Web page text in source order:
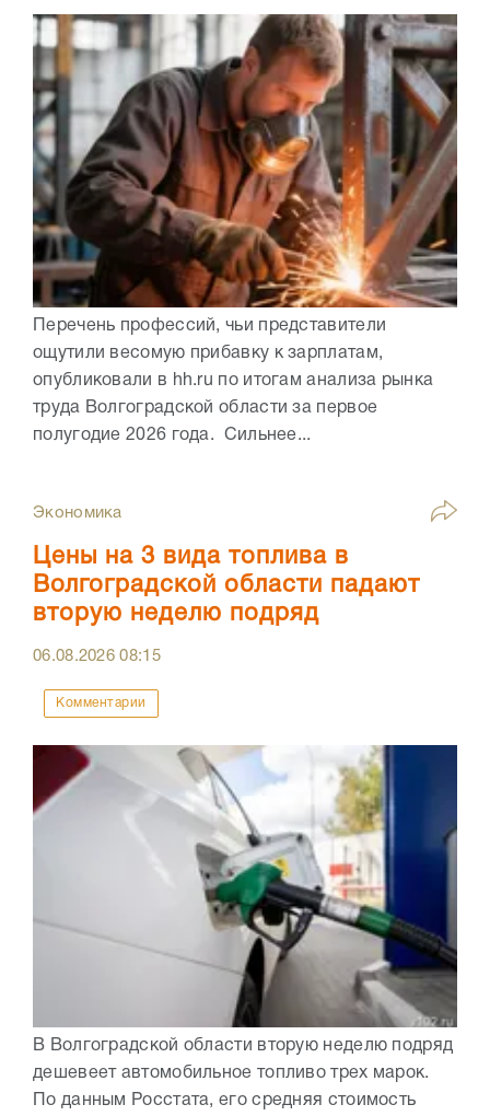
Перечень профессий, чьи представители
ощутили весомую прибавку к зарплатам,
опубликовали в hh.ru по итогам анализа рынка
труда Волгоградской области за первое
полугодие 2026 года. Сильнее...
Экономика
Цены на 3 вида топлива в
Волгоградской области падают
вторую неделю подряд
06.08.202608:15
Комментарии
В Волгоградской области вторую неделю подряд
дешевеет автомобильное топливо трех марок.
По данным Росстата, его средняя стоимость